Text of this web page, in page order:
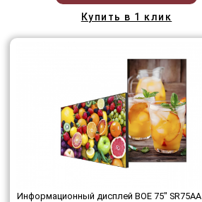
Купить в 1 клик
Информационный дисплей BOE 75" SR75AA